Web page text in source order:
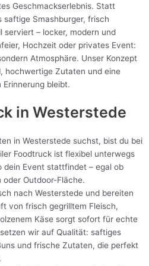
Geschmackserlebnis. Statt
saftige Smashburger, frisch
serviert – locker, modern und
Hochzeit oder privates Event:
Atmosphäre. Unser Konzept
hochwertige Zutaten und eine
bleibt.
in Westerstede
in Westerstede suchst, bist du bei
Foodtruck ist flexibel unterwegs
dein Event stattfindet – egal ob
oder Outdoor-Fläche.
nach Westerstede und bereiten
von frisch gegrilltem Fleisch,
Käse sorgt sofort für echte
wir auf Qualität: saftiges
und frische Zutaten, die perfekt